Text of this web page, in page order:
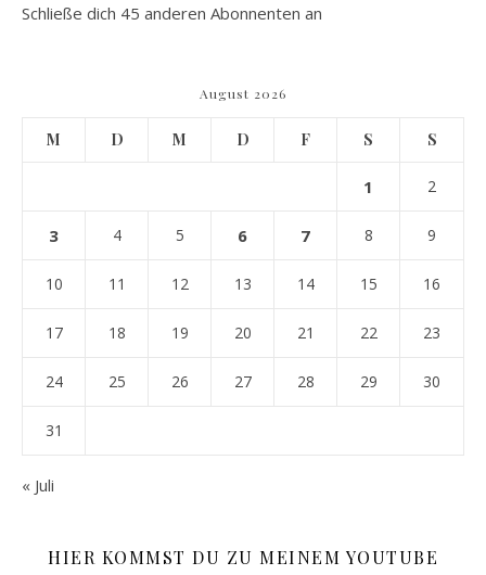
Schließe dich 45 anderen Abonnenten an
August 2026
M D M D F S S
1 2
3 4 5 6 7 8 9
10 11 12 13 14 15 16
17 18 19 20 21 22 23
24 25 26 27 28 29 30
31
« Juli
HIER KOMMST DU ZU MEINEM YOUTUBE